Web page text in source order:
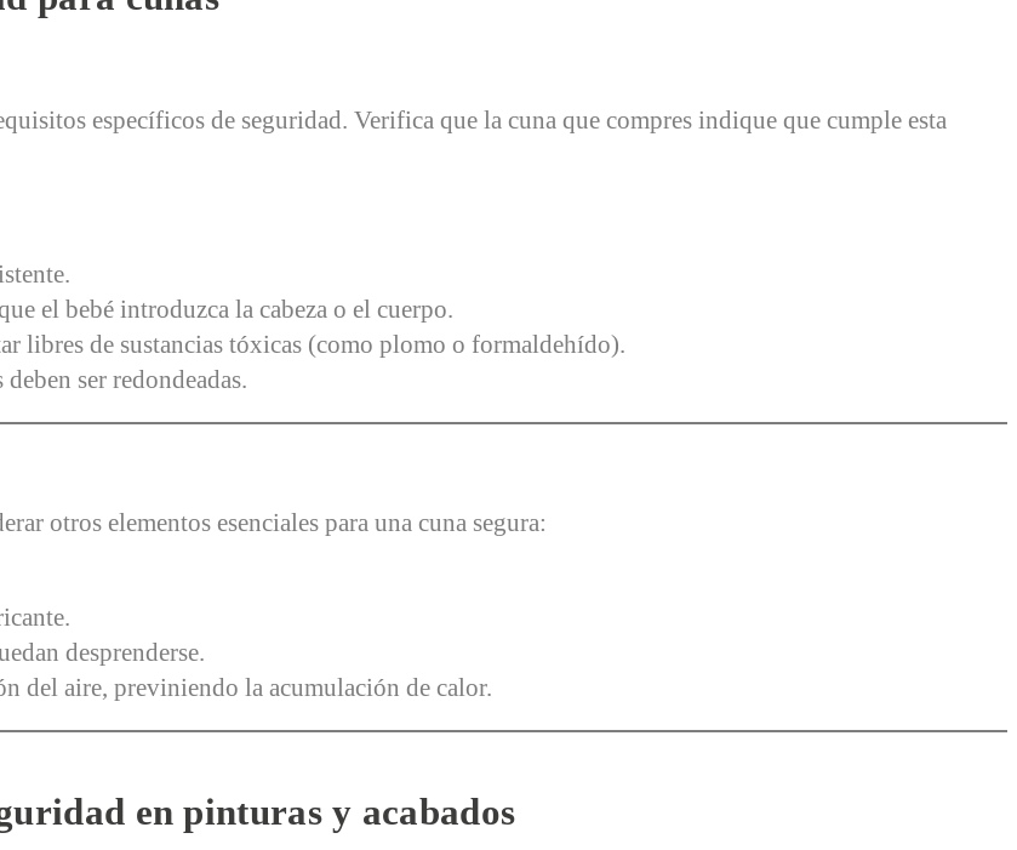
específicos de seguridad. Verifica que la cuna que compres indique que cumple esta
el bebé introduzca la cabeza o el cuerpo.
libres de sustancias tóxicas (como plomo o formaldehído).
deben ser redondeadas.
otros elementos esenciales para una cuna segura:
desprenderse.
del aire, previniendo la acumulación de calor.
en pinturas y acabados